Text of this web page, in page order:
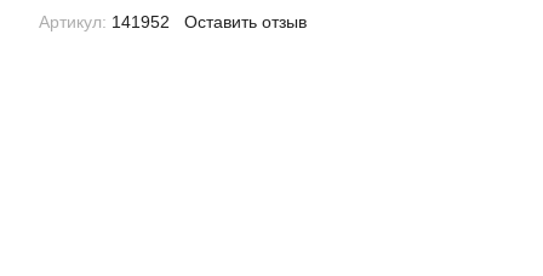
Артикул: 141952 Оставить отзыв